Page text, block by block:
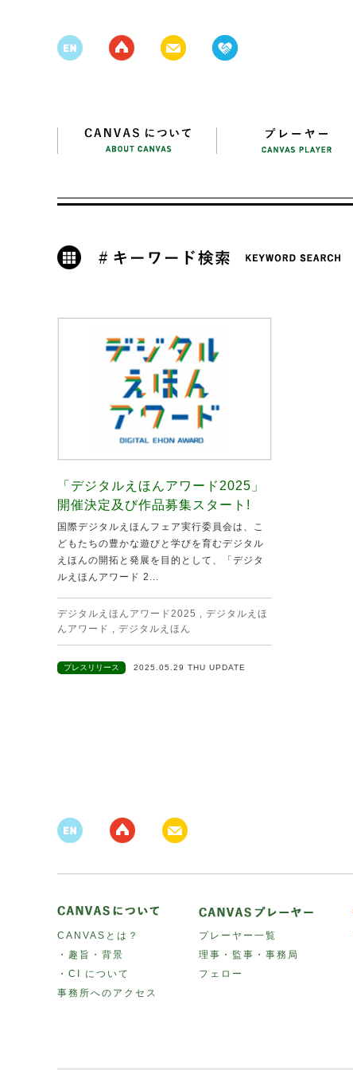
「デジタルえほんアワード2025」
開催決定及び作品募集スタート!
国際デジタルえほんフェア実行委員会は、こ
どもたちの豊かな遊びと学びを育むデジタル
えほんの開拓と発展を目的として、「デジタ
ルえほんアワード 2...
デジタルえほんアワード2025 , デジタルえほ
んアワード , デジタルえほん
プレスリリース 2025.05.29 THU UPDATE
CANVASとは？
・趣旨・背景
・CI について
事務所へのアクセス
プレーヤー一覧
理事・監事・事務局
フェロー